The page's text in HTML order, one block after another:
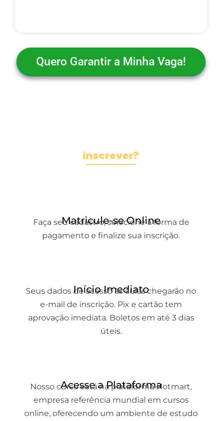
Quero Garantir a Minha Vaga!
inscrever?
Matricule-se Online
Faça seu cadastro, selecione a forma de
pagamento e finalize sua inscrição.
Início Imediato
Seus dados de acesso às aulas chegarão no
e-mail de inscrição. Pix e cartão tem
aprovação imediata. Boletos em até 3 dias
úteis.
Acesse a Plataforma
Nosso curso está na plataforma Hotmart,
empresa referência mundial em cursos
online, oferecendo um ambiente de estudo